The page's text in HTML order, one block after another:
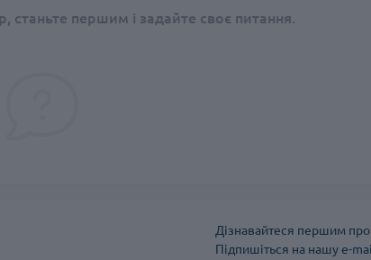
станьте першим і задайте своє питання.
Дізнавайтеся першим про
Підпишіться на нашу e-